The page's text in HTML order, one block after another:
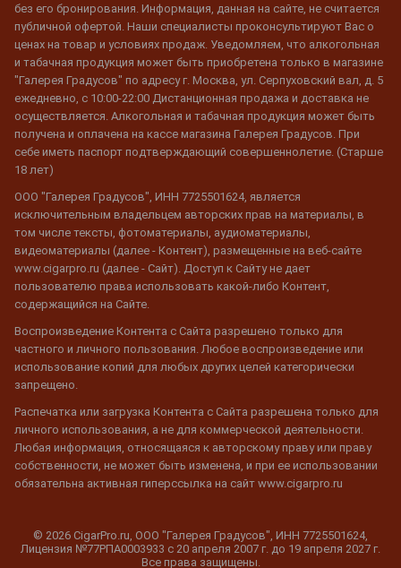
без его бронирования. Информация, данная на сайте, не считается
публичной офертой. Наши специалисты проконсультируют Вас о
ценах на товар и условиях продаж. Уведомляем, что алкогольная
и табачная продукция может быть приобретена только в магазине
"Галерея Градусов" по адресу г. Москва, ул. Серпуховский вал, д. 5
ежедневно, с 10:00-22:00 Дистанционная продажа и доставка не
осуществляется. Алкогольная и табачная продукция может быть
получена и оплачена на кассе магазина Галерея Градусов. При
себе иметь паспорт подтверждающий совершеннолетие. (Старше
18 лет)
ООО "Галерея Градусов", ИНН 7725501624, является
исключительным владельцем авторских прав на материалы, в
том числе тексты, фотоматериалы, аудиоматериалы,
видеоматериалы (далее - Контент), размещенные на веб-сайте
www.cigarpro.ru (далее - Сайт). Доступ к Сайту не дает
пользователю права использовать какой-либо Контент,
содержащийся на Сайте.
Воспроизведение Контента с Сайта разрешено только для
частного и личного пользования. Любое воспроизведение или
использование копий для любых других целей категорически
запрещено.
Распечатка или загрузка Контента с Сайта разрешена только для
личного использования, а не для коммерческой деятельности.
Любая информация, относящаяся к авторскому праву или праву
собственности, не может быть изменена, и при ее использовании
обязательна активная гиперссылка на сайт www.cigarpro.ru
© 2026 CigarPro.ru, ООО "Галерея Градусов", ИНН 7725501624,
Лицензия №77РПА0003933 c 20 апреля 2007 г. до 19 апреля 2027 г.
Все права защищены.